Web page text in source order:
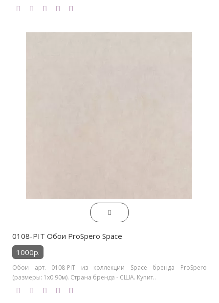
0108-PIT Обои ProSpero Space
1000р.
Обои арт. 0108-PIT из коллекции Space бренда ProSpero
(размеры: 1х0.90м). Страна бренда - США. Купит..